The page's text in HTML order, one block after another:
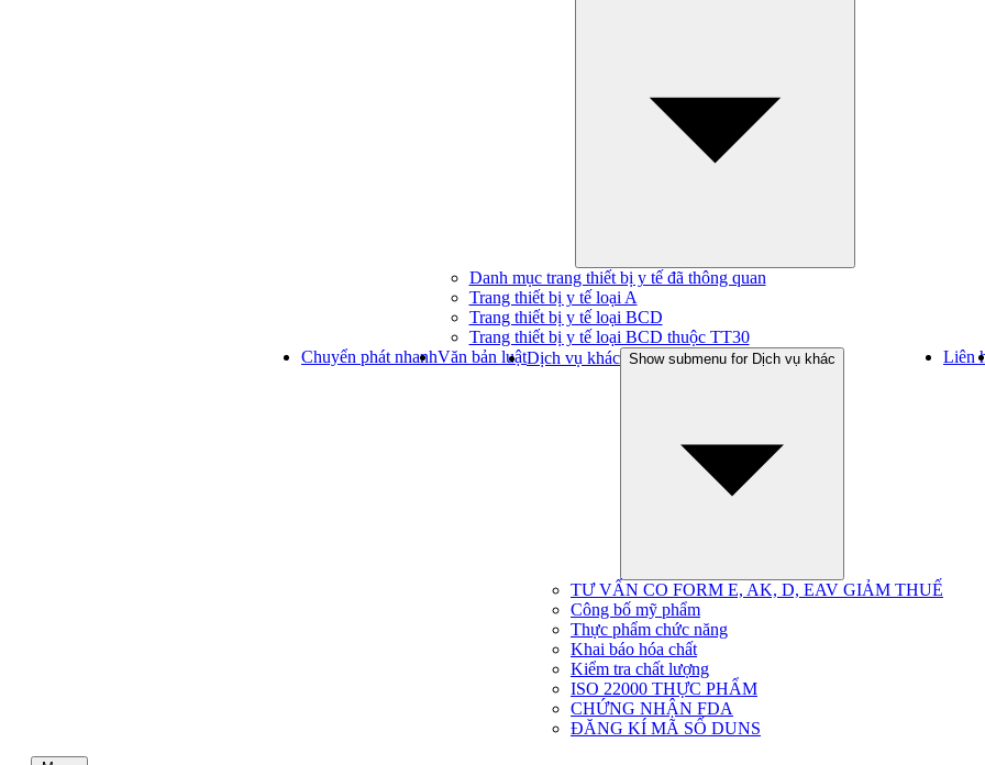
Danh mục trang thiết bị y tế đã thông quan
Trang thiết bị y tế loại A
Trang thiết bị y tế loại BCD
Trang thiết bị y tế loại BCD thuộc TT30
Chuyển phát nhanhVăn bản luậtDịch vụ khác Show submenu for Dịch vụ khác
TƯ VẤN CO FORM E, AK, D, EAV GIẢM THUẾ
Công bố mỹ phẩm
Thực phẩm chức năng
Khai báo hóa chất
Kiểm tra chất lượng
ISO 22000 THỰC PHẨM
CHỨNG NHẬN FDA
ĐĂNG KÍ MÃ SỐ DUNS
Liên